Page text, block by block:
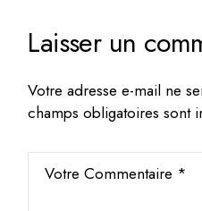
Laisser un
Votre adresse e-mail ne
champs obligatoires sont